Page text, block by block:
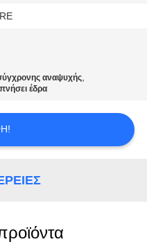
αναψυχής,
έδρα